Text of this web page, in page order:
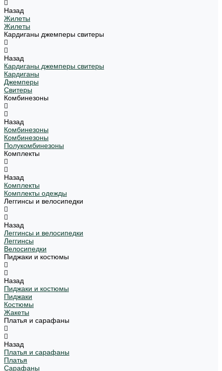
Назад
Жилеты
Жилеты
Кардиганы джемперы свитеры
Назад
Кардиганы джемперы свитеры
Кардиганы
Джемперы
Свитеры
Комбинезоны
Назад
Комбинезоны
Комбинезоны
Полукомбинезоны
Комплекты
Назад
Комплекты
Комплекты одежды
Леггинсы и велосипедки
Назад
Леггинсы и велосипедки
Леггинсы
Велосипедки
Пиджаки и костюмы
Назад
Пиджаки и костюмы
Пиджаки
Костюмы
Жакеты
Платья и сарафаны
Назад
Платья и сарафаны
Платья
Сарафаны